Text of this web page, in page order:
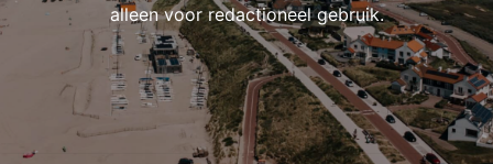
alleen voor redactioneel gebruik.